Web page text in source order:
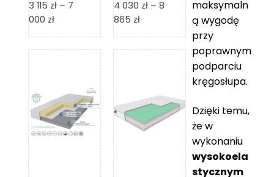
3 115 zł – 7
000 złZakres
od
7
000 zł
4 030 zł – 8
865 złZakres
od
8
865 zł
maksymaln
ą wygodę
przy
poprawnym
podparciu
kręgosłupa.
Dzięki temu,
że w
wykonaniu
wysokoela
stycznym